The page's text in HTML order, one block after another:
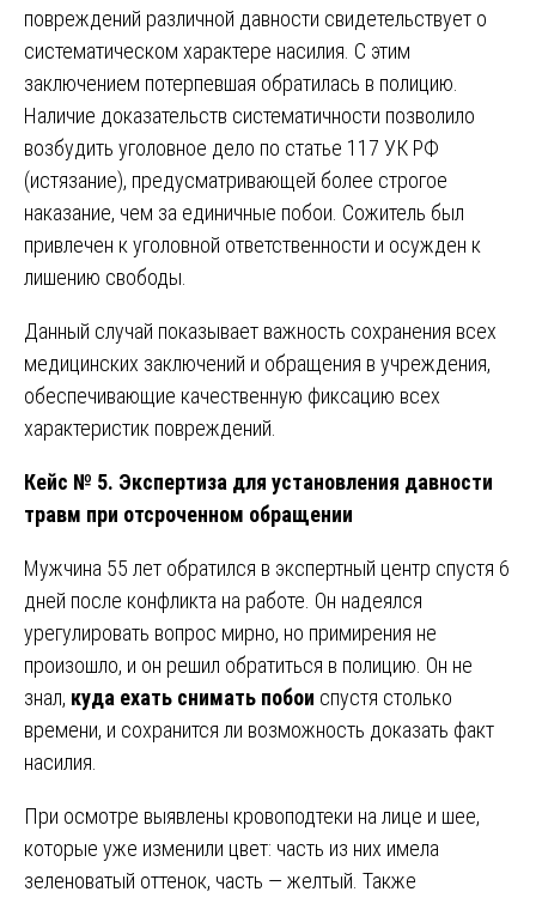
повреждений различной давности свидетельствует о
систематическом характере насилия. С этим
заключением потерпевшая обратилась в полицию.
Наличие доказательств систематичности позволило
возбудить уголовное дело по статье 117 УК РФ
(истязание), предусматривающей более строгое
наказание, чем за единичные побои. Сожитель был
привлечен к уголовной ответственности и осужден к
лишению свободы.
Данный случай показывает важность сохранения всех
медицинских заключений и обращения в учреждения,
обеспечивающие качественную фиксацию всех
характеристик повреждений.
Кейс № 5. Экспертиза для установления давности
травм при отсроченном обращении
Мужчина 55 лет обратился в экспертный центр спустя 6
дней после конфликта на работе. Он надеялся
урегулировать вопрос мирно, но примирения не
произошло, и он решил обратиться в полицию. Он не
знал, куда ехать снимать побои спустя столько
времени, и сохранится ли возможность доказать факт
насилия.
При осмотре выявлены кровоподтеки на лице и шее,
которые уже изменили цвет: часть из них имела
зеленоватый оттенок, часть — желтый. Также